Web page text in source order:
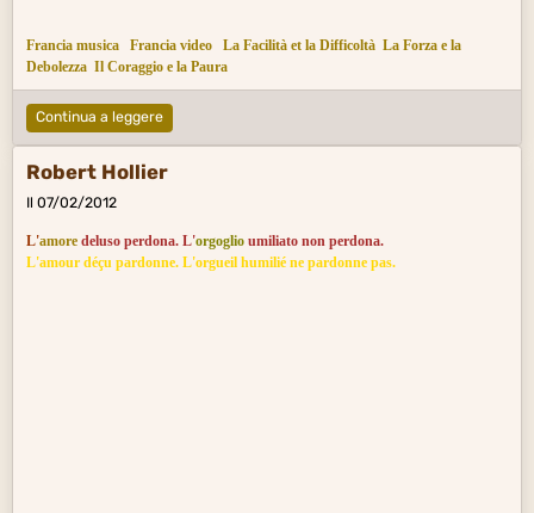
Francia musica Francia video La Facilità et la Difficoltà La Forza e la
Debolezza Il Coraggio e la Paura
Continua a leggere
Robert Hollier
Il 07/02/2012
L'amoredeluso perdona. L'orgoglio umiliato non perdona.
L'amour déçu pardonne. L'orgueil humilié ne pardonne pas.